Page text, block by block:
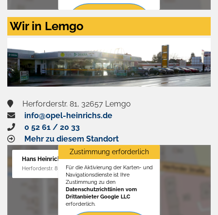
Zustimmen
aktivieren
Wir in Lemgo
Herforderstr. 81, 32657 Lemgo
info@opel-heinrichs.de
0 52 61 / 20 33
Mehr zu diesem Standort
Hans Heinrichs GmbH
Herforderstr. 81, 32657 Lemgo
Zustimmung erforderlich
Für die Aktivierung der Karten- und
Navigationsdienste ist Ihre
Zustimmung zu den
Datenschutzrichtlinien vom
Drittanbieter Google LLC
erforderlich.